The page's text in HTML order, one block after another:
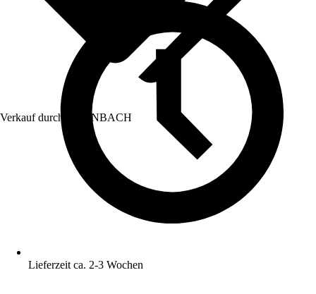
Verkauf durch: HORNBACH
Lieferzeit ca. 2-3 Wochen